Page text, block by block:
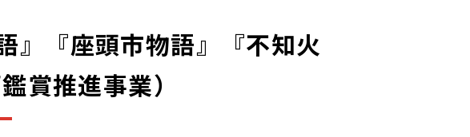
』『座頭市物語』『不知火
賞推進事業）